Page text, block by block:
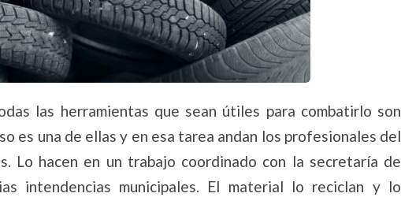
las herramientas que sean útiles para combatirlo son
es una de ellas y en esa tarea andan los profesionales del
Lo hacen en un trabajo coordinado con la secretaría de
intendencias municipales. El material lo reciclan y lo